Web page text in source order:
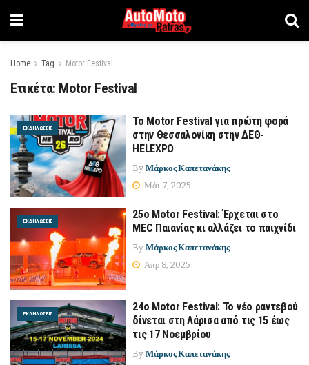
Home Tag Motor Festival
Ετικέτα: Motor Festival
ΕΚΔΗΛΏΣΕΙΣ
To Motor Festival για πρώτη φορά
στην Θεσσαλονίκη στην ΔΕΘ-
HELEXPO
By Μάρκος Καπετανάκης
Μάι 7, 2025
ΕΚΔΗΛΏΣΕΙΣ
25o Motor Festival: Έρχεται στο
MEC Παιανίας κι αλλάζει το παιχνίδι
By Μάρκος Καπετανάκης
Απρ 8, 2025
ΕΚΔΗΛΏΣΕΙΣ
24ο Motor Festival: Το νέο ραντεβού
δίνεται στη Λάρισα από τις 15 έως
τις 17 Νοεμβρίου
By Μάρκος Καπετανάκης